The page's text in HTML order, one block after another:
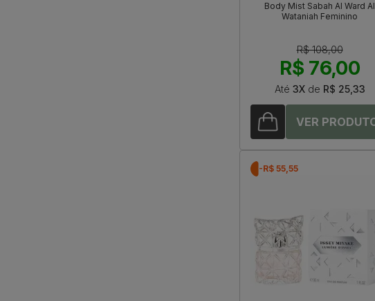
Body Mist Sabah Al Ward Al
Wataniah Feminino
R$ 108,00
R$ 76,00
Até 3Xde R$ 25,33
-R$ 55,55